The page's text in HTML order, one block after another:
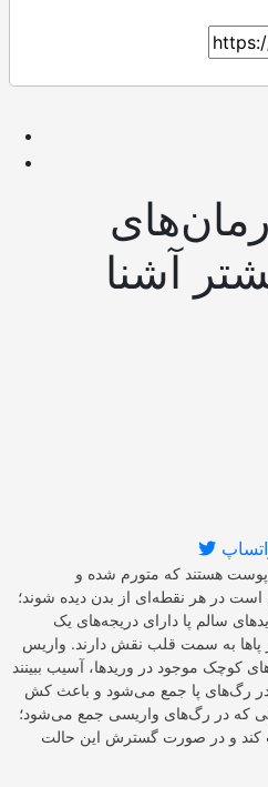
آشنا
هستند که متورم شده و
در هر نقطه‌ای از بدن دیده شوند؛
سالم پا دارای دریجه‌های یک
پاها به سمت قلب نقش دارند. واریس
کوچک موجود در ورید‌ها، آسیب ببینند
در رگ‌های پا جمع می‌شود و باعث کش
که در رگ‌های واریسی جمع می‌شود؛
کند و در صورت گسترش این حالت